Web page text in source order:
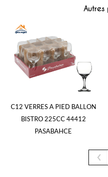
Autres
C12 VERRES A PIED BALLON
BISTRO 225CC 44412
PASABAHCE